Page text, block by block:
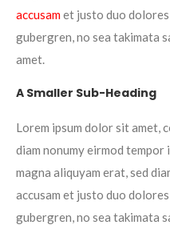
accusamet justo duo
gubergren, no sea takimata
amet.
A Smaller Sub-Heading
Lorem ipsum dolor sit amet,
diam nonumy eirmod
magna aliquyam erat, sed
accusam et justo duo
gubergren, no sea takimata